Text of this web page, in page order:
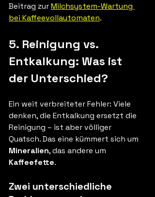
Beitrag zur Milchsystem-Wartung
bei Kaffeevollautomaten.
5. Reinigung vs.
Entkalkung: Was ist
der Unterschied?
Ein weit verbreiteter Fehler: Viele
denken, die Entkalkung ersetzt die
Reinigung – ist aber völliger
Quatsch. Das eine kümmert sich um
Mineralien, das andere um
Kaffeefette.
Zwei unterschiedliche